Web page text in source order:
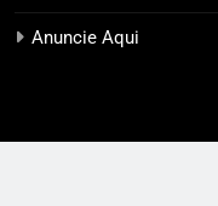
Anuncie Aqui